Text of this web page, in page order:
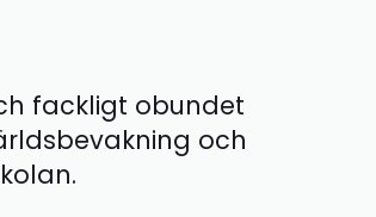
fackligt obundet
och